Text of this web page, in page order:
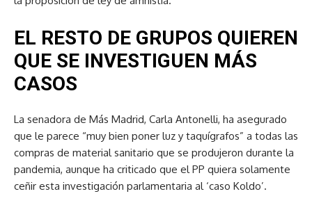
EL RESTO DE GRUPOS QUIEREN
QUE SE INVESTIGUEN MÁS
CASOS
La senadora de Más Madrid, Carla Antonelli, ha asegurado
que le parece “muy bien poner luz y taquígrafos” a todas las
compras de material sanitario que se produjeron durante la
pandemia, aunque ha criticado que el PP quiera solamente
ceñir esta investigación parlamentaria al ‘caso Koldo’.